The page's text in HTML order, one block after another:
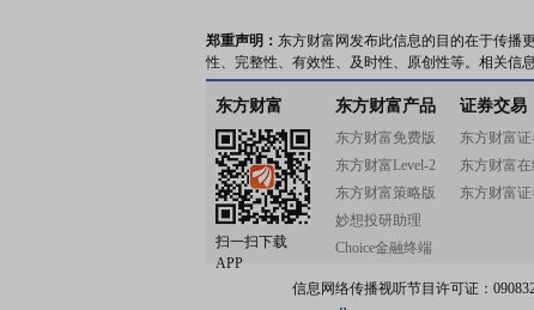
郑重声明： 东方财富网发布此信息的目的在于传播
性、完整性、有效性、及时性、原创性等。相关信
东方财富
扫一扫下载
APP
东方财富产品
东方财富免费版
东方财富Level-2
东方财富策略版
妙想投研助理
Choice金融终端
证券交易
东方财富
东方财富
东方财富
信息网络传播视听节目许可证：